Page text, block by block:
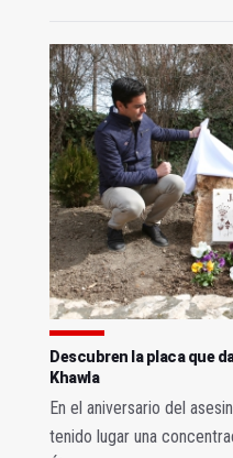
Descubren la placa que
Khawla
En el aniversario del
tenido lugar una